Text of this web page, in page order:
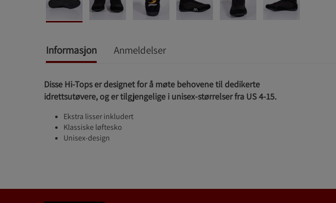
Informasjon Anmeldelser
Disse Hi-Tops er designet for å møte behovene til dedikerte
idrettsutøvere, og er tilgjengelige i unisex-størrelser fra US 4-15.
Ekstra lisser inkludert
Klassiske løftesko
Unisex-design